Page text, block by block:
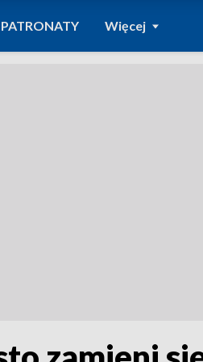
PATRONATY Więcej